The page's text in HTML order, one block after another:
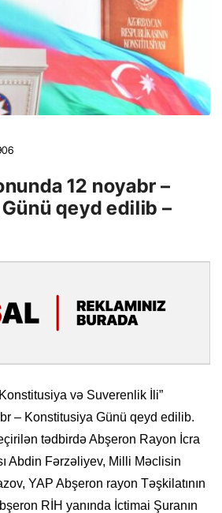
12 noyabr –
qeyd edilib –
və Suverenlik İli”
– Konstitusiya Günü qeyd edilib.
tədbirdə Abşeron Rayon İcra
Abdin Fərzəliyev, Milli Məclisin
YAP Abşeron rayon Təşkilatının
RİH yanında İctimai Şuranın